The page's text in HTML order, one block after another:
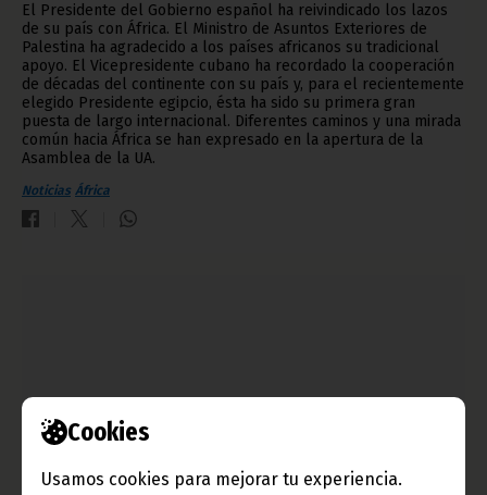
Cookies
Usamos cookies para mejorar tu experiencia.
El Presidente del Gobierno español ha reivindicado los lazos
de su país con África. El Ministro de Asuntos Exteriores de
Palestina ha agradecido a los países africanos su tradicional
apoyo. El Vicepresidente cubano ha recordado la cooperación
de décadas del continente con su país y, para el recientemente
elegido Presidente egipcio, ésta ha sido su primera gran
puesta de largo internacional. Diferentes caminos y una mirada
común hacia África se han expresado en la apertura de la
Asamblea de la UA.
Noticias África